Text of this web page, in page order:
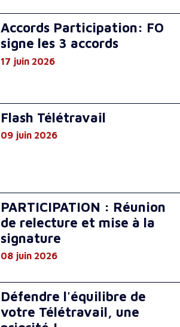
Accords Participation: FO
signe les 3 accords
17 juin 2026
Flash Télétravail
09 juin 2026
PARTICIPATION : Réunion
de relecture et mise à la
signature
08 juin 2026
Défendre l'équilibre de
votre Télétravail, une